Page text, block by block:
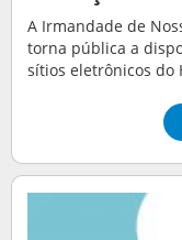
A Irmandade de
torna pública a
sítios eletrônicos do